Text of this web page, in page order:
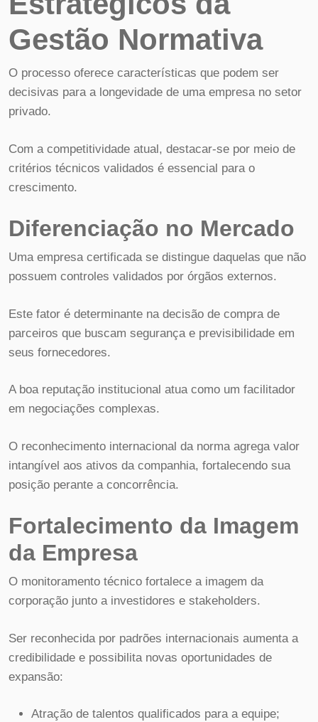
Gestão Normativa
O processo oferece características que podem ser
decisivas para a longevidade de uma empresa no setor
privado.
Com a competitividade atual, destacar-se por meio de
critérios técnicos validados é essencial para o
crescimento.
Diferenciação no Mercado
Uma empresa certificada se distingue daquelas que não
possuem controles validados por órgãos externos.
Este fator é determinante na decisão de compra de
parceiros que buscam segurança e previsibilidade em
seus fornecedores.
A boa reputação institucional atua como um facilitador
em negociações complexas.
O reconhecimento internacional da norma agrega valor
intangível aos ativos da companhia, fortalecendo sua
posição perante a concorrência.
Fortalecimento da Imagem
da Empresa
O monitoramento técnico fortalece a imagem da
corporação junto a investidores e stakeholders.
Ser reconhecida por padrões internacionais aumenta a
credibilidade e possibilita novas oportunidades de
expansão:
Atração de talentos qualificados para a equipe;